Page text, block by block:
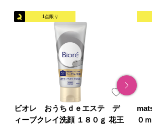
1点限り
ビオレ おうちｄｅエステ デ
ィープクレイ洗顔 １８０ｇ 花王
０ｍｌ